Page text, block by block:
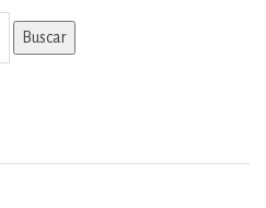
Buscar